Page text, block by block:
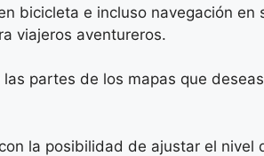
bicicleta e incluso navegación en
viajeros aventureros.
partes de los mapas que
la posibilidad de ajustar el